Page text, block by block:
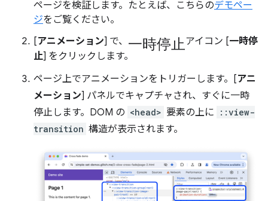
ページを検証します。たとえば、こちらのデモペー
ジをご覧ください。
[アニメーション] で、 一時停止 アイコン [一時停
止] をクリックします。
ページ上でアニメーションをトリガーします。[アニ
メーション] パネルでキャプチャされ、すぐに一時
停止します。DOM の <head> 要素の上に
::view-
transition 構造が表示されます。